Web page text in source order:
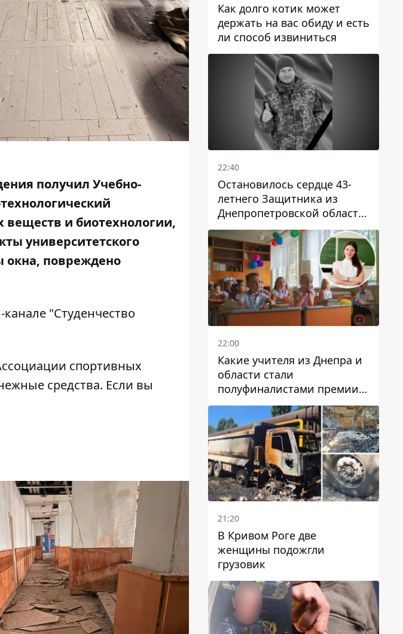
получил Учебно-
веществ и биотехнологии,
университетского
окна, повреждено
канале "Студенчество
спортивных
средства. Если вы
Как долго котик может
держать на вас обиду и есть
ли способ извиниться
22:40
Остановилось сердце 43-
летнего Защитника из
Днепропетровской области
Евгения Зинченко
22:00
Какие учителя из Днепра и
области стали
полуфиналистами премии
Global Teacher Prize Ukraine
2026
21:20
В Кривом Роге две
женщины подожгли
грузовик